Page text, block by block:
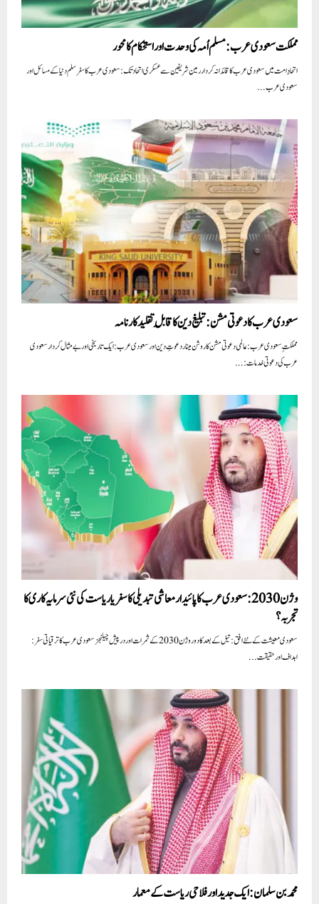
مملکت سعودی عرب: مسلم اُمہ کی وحدت اور استحکام کا محور
اتحادِ امت میں سعودی عرب کا قائدانہ کردار رمین شریفین سے عسکری اتحاد تک: سعودی عرب کا سفر سلم دنیا کے مسائل اور
سعودی عرب...
سعودی عرب کا دعوتی مشن: تبلیغ دین کا قابلِ تقلید کارنامہ
مملکتِ سعودی عرب: عالمی دعوتی مشن کا روشن مینار دعوتِ دین اور سعودی عرب: ایک تاریخی اور بے مثال کردار سعودی
عرب کی دعوتی خدمات:...
وژن 2030:سعودی عرب کا پائیدار معاشی تبدیلی کا سفر یا ریاست کی نئی سرمایہ کاری کا
تجربہ؟
سعودی معیشت کے نئے افق: تیل کے بعد کا دور وژن 2030 کے ثمرات اور درپیش چیلنجز سعودی عرب کا ترقیاتی سفر:
اہداف اور حقیقت...
محمد بن سلمان: ایک جدید اور فلاحی ریاست کے معمار